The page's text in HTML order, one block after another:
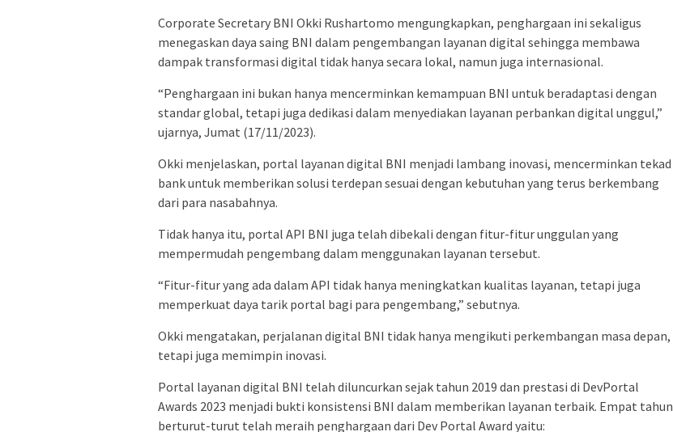
Corporate Secretary BNI Okki Rushartomo mengungkapkan, penghargaan ini sekaligus
menegaskan daya saing BNI dalam pengembangan layanan digital sehingga membawa
dampak transformasi digital tidak hanya secara lokal, namun juga internasional.
“Penghargaan ini bukan hanya mencerminkan kemampuan BNI untuk beradaptasi dengan
standar global, tetapi juga dedikasi dalam menyediakan layanan perbankan digital unggul,”
ujarnya, Jumat (17/11/2023).
Okki menjelaskan, portal layanan digital BNI menjadi lambang inovasi, mencerminkan tekad
bank untuk memberikan solusi terdepan sesuai dengan kebutuhan yang terus berkembang
dari para nasabahnya.
Tidak hanya itu, portal API BNI juga telah dibekali dengan fitur-fitur unggulan yang
mempermudah pengembang dalam menggunakan layanan tersebut.
“Fitur-fitur yang ada dalam API tidak hanya meningkatkan kualitas layanan, tetapi juga
memperkuat daya tarik portal bagi para pengembang,” sebutnya.
Okki mengatakan, perjalanan digital BNI tidak hanya mengikuti perkembangan masa depan,
tetapi juga memimpin inovasi.
Portal layanan digital BNI telah diluncurkan sejak tahun 2019 dan prestasi di DevPortal
Awards 2023 menjadi bukti konsistensi BNI dalam memberikan layanan terbaik. Empat tahun
berturut-turut telah meraih penghargaan dari Dev Portal Award yaitu: